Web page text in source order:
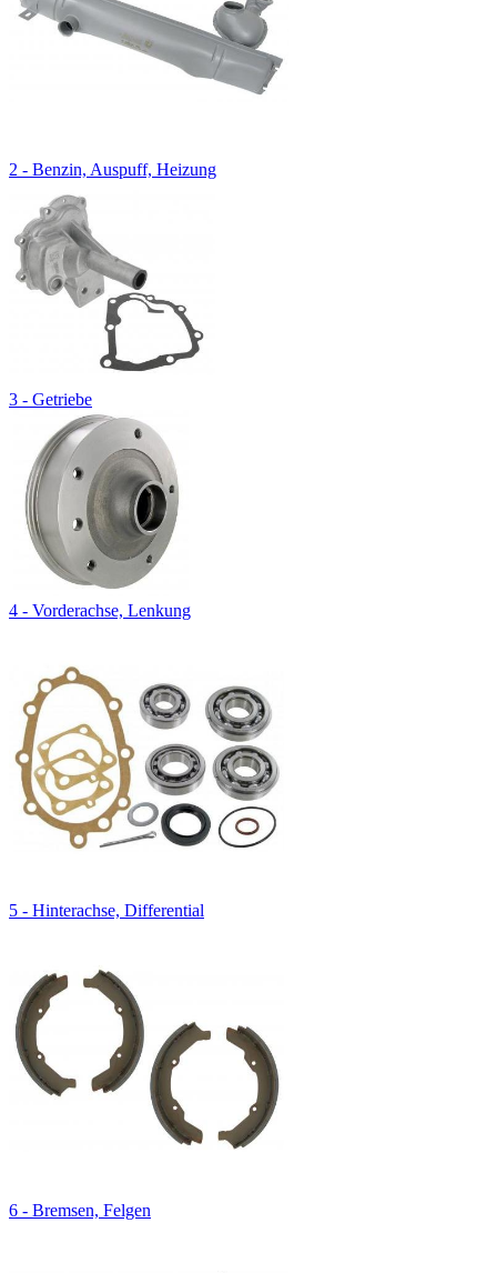
2 - Benzin, Auspuff, Heizung
3 - Getriebe
4 - Vorderachse, Lenkung
5 - Hinterachse, Differential
6 - Bremsen, Felgen